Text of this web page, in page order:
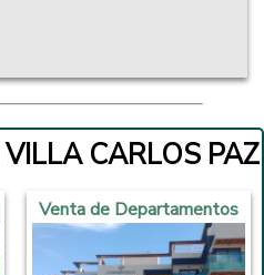
CARLOS PAZ
Venta de Departamentos